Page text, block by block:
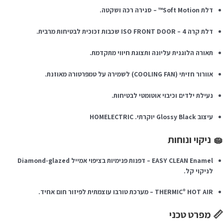
דלת Soft Motion™ – סגירה רכה ושקטה.
דלת קרה ISO FRONT DOOR – 4 שכבות זכוכית לבטיחות מרבית.
תאורה הלוגנית עליונה ותצוגת חיווי מתקדמת.
אוורור חזיתי (COOLING FAN) לשמירה על טמפרטורה מאוזנת.
נעילת ילדים וכיבוי אוטומטי לבטיחות.
עיצוב Glossy Black יוקרתי. HOMELECTRIC
ניקוי ונוחות
EASY CLEAN Enamel – דפנות פנימיות בציפוי אמייל Diamond-glazed
לניקוי קל.
THERMICº HOT AIR – מערכת טורבו עוצמתית לפיזור חום אחיד.
מפרט טכני